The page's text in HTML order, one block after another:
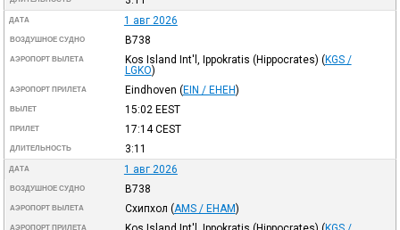
ДАТА 1 авг 2026
ВОЗДУШНОЕ СУДНО B738
АЭРОПОРТ ВЫЛЕТА Kos Island Int'l, Ippokratis (Hippocrates) (KGS /
LGKO)
АЭРОПОРТ ПРИЛЕТА Eindhoven (EIN / EHEH)
ВЫЛЕТ 15:02 EEST
ПРИЛЕТ 17:14CEST
ДЛИТЕЛЬНОСТЬ 3:11
ДАТА 1 авг 2026
ВОЗДУШНОЕ СУДНО B738
АЭРОПОРТ ВЫЛЕТА Схипхол (AMS / EHAM)
АЭРОПОРТ ПРИЛЕТА